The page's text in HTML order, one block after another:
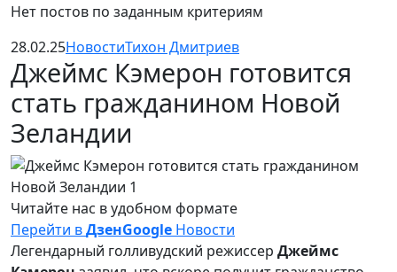
Нет постов по заданным критериям
28.02.25НовостиТихон Дмитриев
Джеймс Кэмерон готовится
стать гражданином Новой
Зеландии
Читайте нас в удобном формате
Перейти вДзенGoogle Новости
Легендарный голливудский режиссер Джеймс